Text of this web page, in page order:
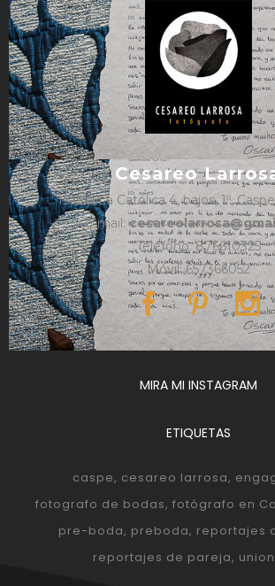
Cesareo
Isabel La Católica 4, bajos, 1º,
e-mail:
Teléfono: 876610325
Móvil: 657366052
MIRA MI INSTAGRAM
ETIQUETAS
caspe cesareo larrosa
fotografo de bodas fotógrafo en
pre-boda preboda reportajes
reportajes de pareja